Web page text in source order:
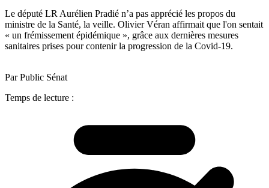
Le député LR Aurélien Pradié n’a pas apprécié les propos du
ministre de la Santé, la veille. Olivier Véran affirmait que l'on sentait
« un frémissement épidémique », grâce aux dernières mesures
sanitaires prises pour contenir la progression de la Covid-19.
Par Public Sénat
Temps de lecture :